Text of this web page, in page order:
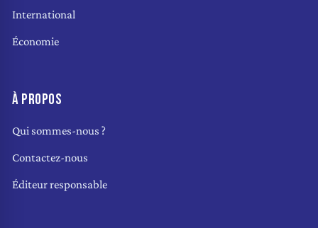
International
Économie
À PROPOS
Qui sommes-nous ?
Contactez-nous
Éditeur responsable